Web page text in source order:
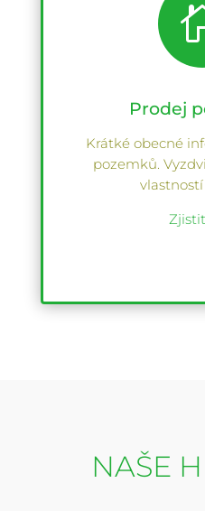
Prodej
Krátké obecné
pozemků.
NAŠE